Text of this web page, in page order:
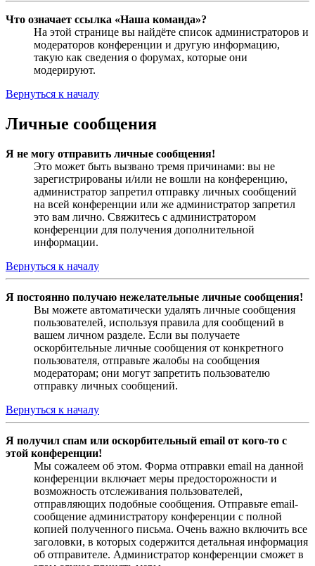
Что означает ссылка «Наша команда»?
На этой странице вы найдёте список администраторов и
модераторов конференции и другую информацию,
такую как сведения о форумах, которые они
модерируют.
Вернуться к началу
Личные сообщения
Я не могу отправить личные сообщения!
Это может быть вызвано тремя причинами: вы не
зарегистрированы и/или не вошли на конференцию,
администратор запретил отправку личных сообщений
на всей конференции или же администратор запретил
это вам лично. Свяжитесь с администратором
конференции для получения дополнительной
информации.
Вернуться к началу
Я постоянно получаю нежелательные личные сообщения!
Вы можете автоматически удалять личные сообщения
пользователей, используя правила для сообщений в
вашем личном разделе. Если вы получаете
оскорбительные личные сообщения от конкретного
пользователя, отправьте жалобы на сообщения
модераторам; они могут запретить пользователю
отправку личных сообщений.
Вернуться к началу
Я получил спам или оскорбительный email от кого-то с
этой конференции!
Мы сожалеем об этом. Форма отправки email на данной
конференции включает меры предосторожности и
возможность отслеживания пользователей,
отправляющих подобные сообщения. Отправьте email-
сообщение администратору конференции с полной
копией полученного письма. Очень важно включить все
заголовки, в которых содержится детальная информация
об отправителе. Администратор конференции сможет в